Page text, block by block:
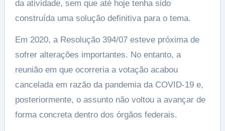
da atividade, sem que até hoje tenha sido
construída uma solução definitiva para o tema.
Em 2020, a Resolução 394/07 esteve próxima de
sofrer alterações importantes. No entanto, a
reunião em que ocorreria a votação acabou
cancelada em razão da pandemia da COVID-19 e,
posteriormente, o assunto não voltou a avançar de
forma concreta dentro dos órgãos federais.